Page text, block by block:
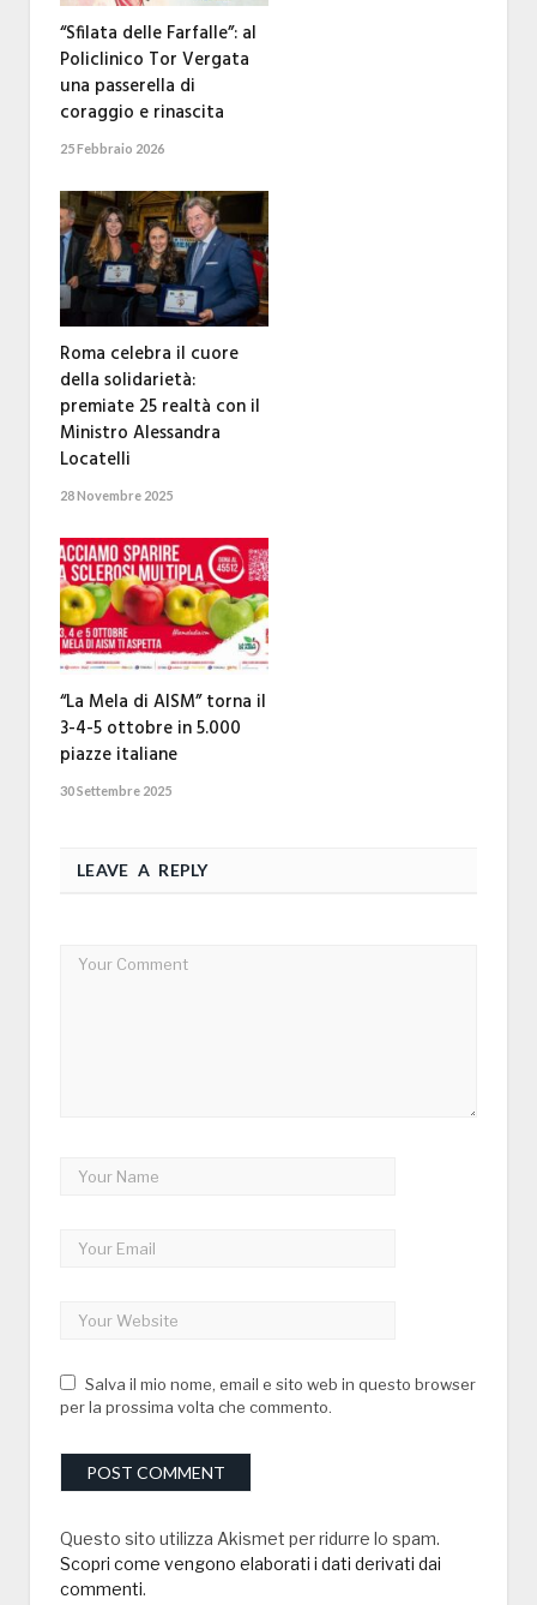
“Sfilata delle Farfalle”: al
Policlinico Tor Vergata
una passerella di
coraggio e rinascita
25 Febbraio 2026
Roma celebra il cuore
della solidarietà:
premiate 25 realtà con il
Ministro Alessandra
Locatelli
28 Novembre 2025
“La Mela di AISM” torna il
3-4-5 ottobre in 5.000
piazze italiane
30 Settembre 2025
LEAVE A REPLY
Salva il mio nome, email e sito web in questo browser
per la prossima volta che commento.
Questo sito utilizza Akismet per ridurre lo spam.
Scopri come vengono elaborati i dati derivati dai
commenti.